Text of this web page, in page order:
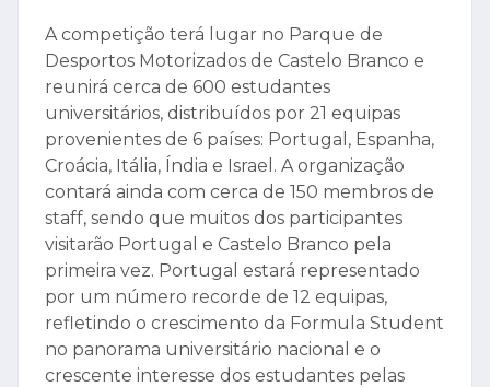
A competição terá lugar no Parque de
Desportos Motorizados de Castelo Branco e
reunirá cerca de 600 estudantes
universitários, distribuídos por 21 equipas
provenientes de 6 países: Portugal, Espanha,
Croácia, Itália, Índia e Israel. A organização
contará ainda com cerca de 150 membros de
staff, sendo que muitos dos participantes
visitarão Portugal e Castelo Branco pela
primeira vez. Portugal estará representado
por um número recorde de 12 equipas,
refletindo o crescimento da Formula Student
no panorama universitário nacional e o
crescente interesse dos estudantes pelas